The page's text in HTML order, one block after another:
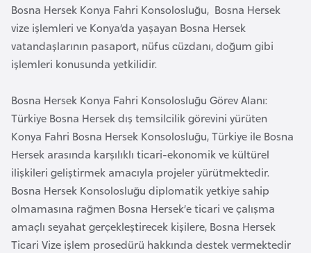
r
i
Bosna Hersek Konya Fahri Konsolosluğu, Bosna Hersek
vize işlemleri ve Konya’da yaşayan Bosna Hersek
vatandaşlarının pasaport, nüfus cüzdanı, doğum gibi
işlemleri konusunda yetkilidir.
Bosna Hersek Konya Fahri Konsolosluğu Görev Alanı:
Türkiye Bosna Hersek dış temsilcilik görevini yürüten
Konya Fahri Bosna Hersek Konsolosluğu, Türkiye ile Bosna
Hersek arasında karşılıklı ticari-ekonomik ve kültürel
ilişkileri geliştirmek amacıyla projeler yürütmektedir.
Bosna Hersek Konsolosluğu diplomatik yetkiye sahip
olmamasına rağmen Bosna Hersek’e ticari ve çalışma
amaçlı seyahat gerçekleştirecek kişilere, Bosna Hersek
Ticari Vize işlem prosedürü hakkında destek vermektedir
b
a
B
a
h
r
e